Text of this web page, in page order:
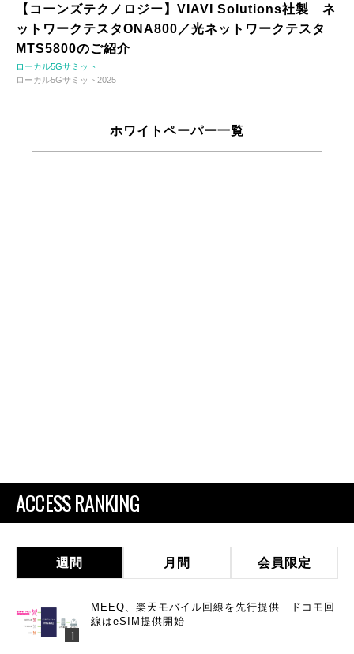
【コーンズテクノロジー】VIAVI Solutions社製 ネ
ットワークテスタONA800／光ネットワークテスタ
MTS5800のご紹介
ローカル5Gサミット
ローカル5Gサミット2025
ホワイトペーパー一覧
ACCESS RANKING
週間 月間 会員限定
MEEQ、楽天モバイル回線を先行提供 ドコモ回
線はeSIM提供開始